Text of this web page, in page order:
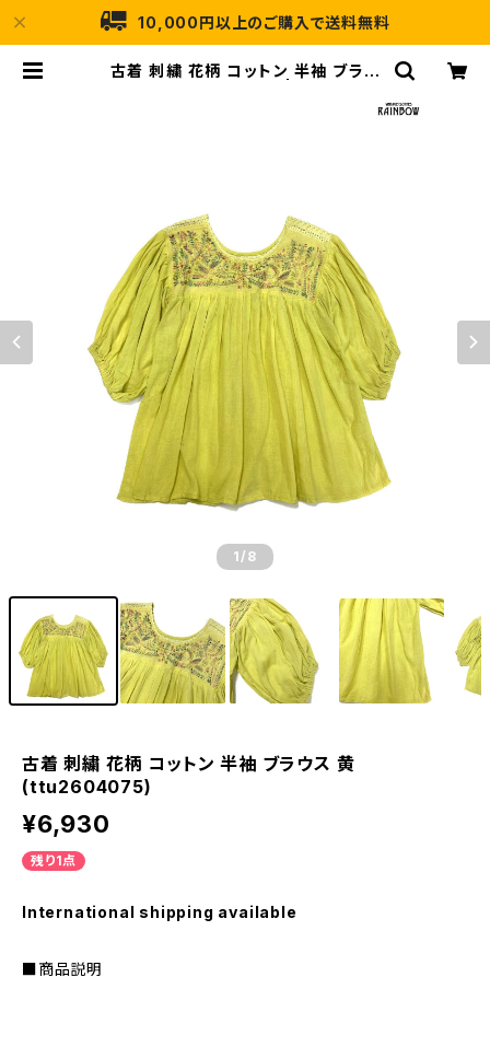
10,000円以上のご購入で送料無料
古着 刺繍 花柄 コットン 半袖 ブラウ
1 /8
古着 刺繍 花柄 コットン 半袖 ブラウス 黄
(ttu2604075)
¥6,930
残り1点
International shipping available
■商品説明